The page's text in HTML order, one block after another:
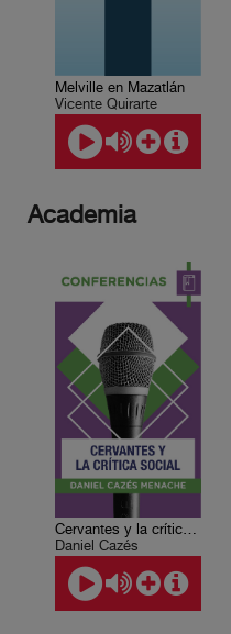
Melville en Mazatlán
Vicente Quirarte
Academia
Cervantes y la crítica social
Daniel Cazés